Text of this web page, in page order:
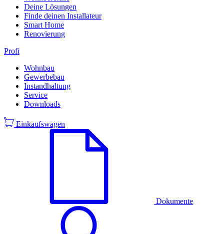
Deine Lösungen
Finde deinen Installateur
Smart Home
Renovierung
Profi
Wohnbau
Gewerbebau
Instandhaltung
Service
Downloads
Einkaufswagen
Dokumente